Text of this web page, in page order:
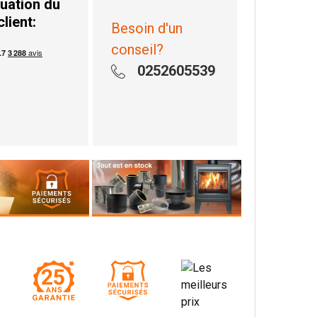
du
Besoin d'un
conseil?
0252605539